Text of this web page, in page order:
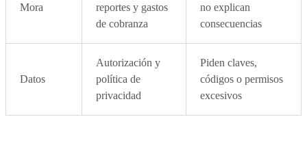
Mora
reportes y gastos
de cobranza
no explican
consecuencias
Datos
Autorización y
política de
privacidad
Piden claves,
códigos o permisos
excesivos